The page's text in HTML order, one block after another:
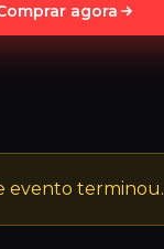
agora
evento terminou.